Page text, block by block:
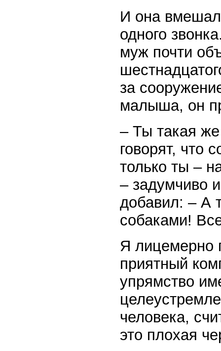
И она
одного
муж почти
за
малыша, он
– Ты такая
говорят, что
только ты –
– задумчиво
добавил: – А
собаками!
Я лицемерно
приятный
упрямство
человека,
это плохая